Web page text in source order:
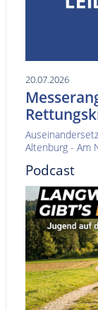
20.07.2026
Altenburg - Am
Podcast